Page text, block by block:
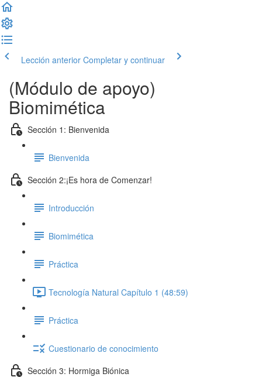
Lección anterior Completar y continuar
(Módulo de apoyo)
Biomimética
Sección 1: Bienvenida
Bienvenida
Sección 2:¡Es hora de Comenzar!
Introducción
Biomimética
Práctica
Tecnología Natural Capítulo 1 (48:59)
Práctica
Cuestionario de conocimiento
Sección 3: Hormiga Biónica